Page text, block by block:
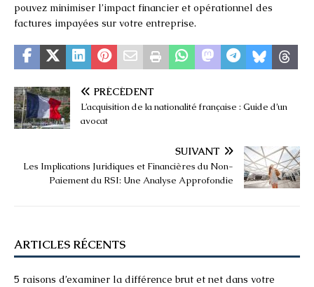
pouvez minimiser l’impact financier et opérationnel des
factures impayées sur votre entreprise.
PRÉCÉDENT
L’acquisition de la nationalité française : Guide d’un
avocat
SUIVANT
Les Implications Juridiques et Financières du Non-
Paiement du RSI: Une Analyse Approfondie
ARTICLES RÉCENTS
5 raisons d’examiner la différence brut et net dans votre